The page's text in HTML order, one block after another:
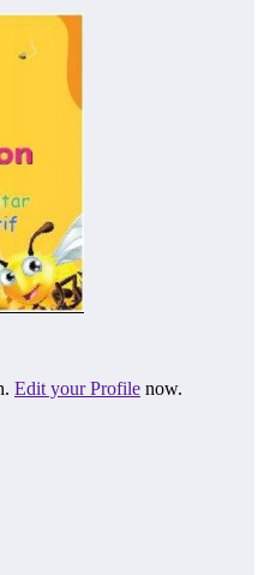
Edit your Profile now.